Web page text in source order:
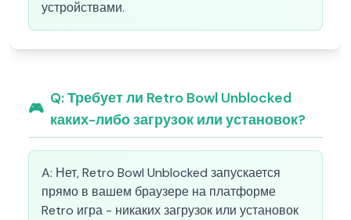
устройствами.
🎮
Q:Требует ли Retro Bowl Unblocked
каких-либо загрузок или установок?
A: Нет, Retro Bowl Unblocked запускается
прямо в вашем браузере на платформе
Retro игра - никаких загрузок или установок